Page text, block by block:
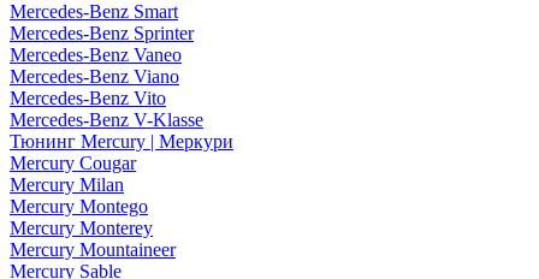
Mercedes-Benz Smart
Mercedes-Benz Sprinter
Mercedes-Benz Vaneo
Mercedes-Benz Viano
Mercedes-Benz Vito
Mercedes-Benz V-Klasse
Тюнинг Mercury | Меркури
Mercury Cougar
Mercury Milan
Mercury Montego
Mercury Monterey
Mercury Mountaineer
Mercury Sable